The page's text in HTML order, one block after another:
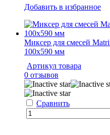
Добавить в избранное
Миксер для смесей
100х590 мм
Артикул товара
0 отзывов
Сравнить